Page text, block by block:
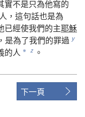
實不是只為他寫的
人 ， 這句話也是為
已經使我們的主耶穌
， 是為了我們的罪過 y
的人 * z 。
下一頁